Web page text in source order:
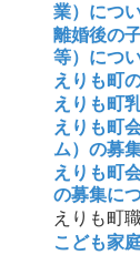
業）につ
離婚後の
等）につ
えりも町
えりも町
えりも町
ム）の募
えりも町
の募集に
えりも町
こども家